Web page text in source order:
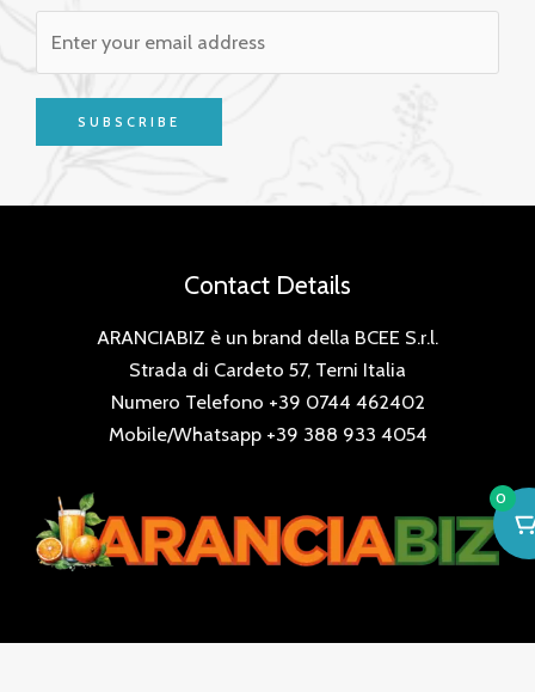
SUBSCRIBE
Contact Details
ARANCIABIZ è un brand della BCEE S.r.l.
Strada di Cardeto 57, Terni Italia
Numero Telefono +39 0744 462402
Mobile/Whatsapp +39 388 933 4054
0